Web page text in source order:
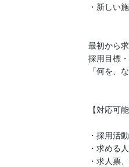
・新しい
最初から
採用目標
「何を、
【対応可
・採用活
・求める
・求人票